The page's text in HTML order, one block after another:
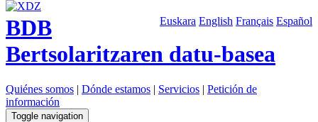
Euskara English Français Español
BDB
Bertsolaritzaren datu-basea
Quiénes somos | Dónde estamos | Servicios | Petición de
información
Toggle navigation